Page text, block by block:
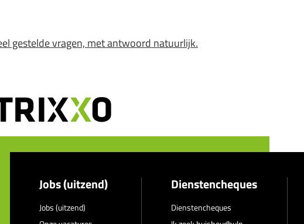
gestelde vragen, met antwoord natuurlijk.
Jobs (uitzend)
Jobs (uitzend)
Dienstencheques
Dienstencheques